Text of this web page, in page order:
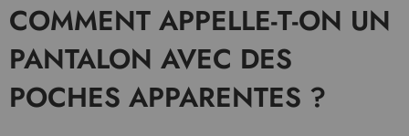
COMMENT APPELLE-T-ON UN
PANTALON AVEC DES
POCHES APPARENTES ?